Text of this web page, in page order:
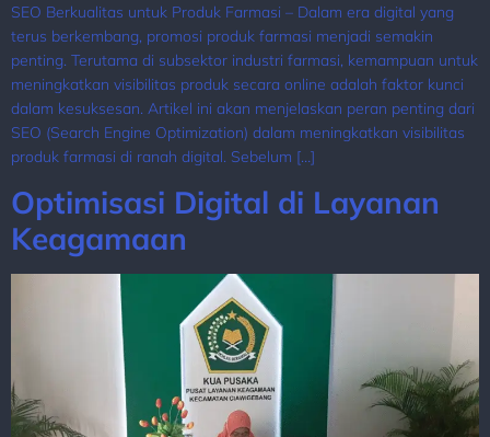
SEO Berkualitas untuk Produk Farmasi – Dalam era digital yang
terus berkembang, promosi produk farmasi menjadi semakin
penting. Terutama di subsektor industri farmasi, kemampuan untuk
meningkatkan visibilitas produk secara online adalah faktor kunci
dalam kesuksesan. Artikel ini akan menjelaskan peran penting dari
SEO (Search Engine Optimization) dalam meningkatkan visibilitas
produk farmasi di ranah digital. Sebelum […]
Optimisasi Digital di Layanan
Keagamaan